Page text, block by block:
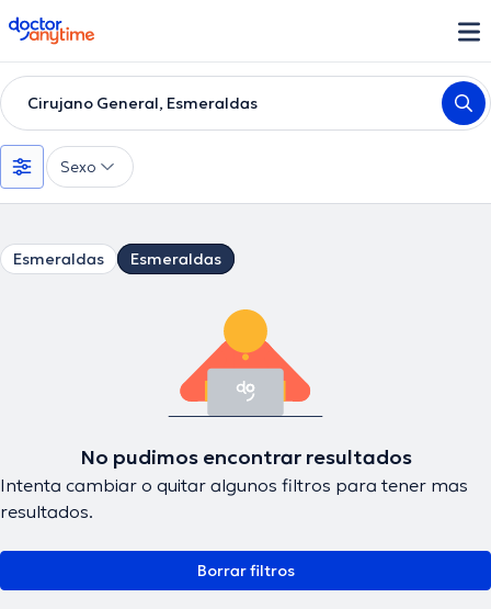
doctoranytime
Cirujano General, Esmeraldas
Sexo
Esmeraldas Esmeraldas
No pudimos encontrar resultados
Intenta cambiar o quitar algunos filtros para tener mas
resultados.
Borrar filtros